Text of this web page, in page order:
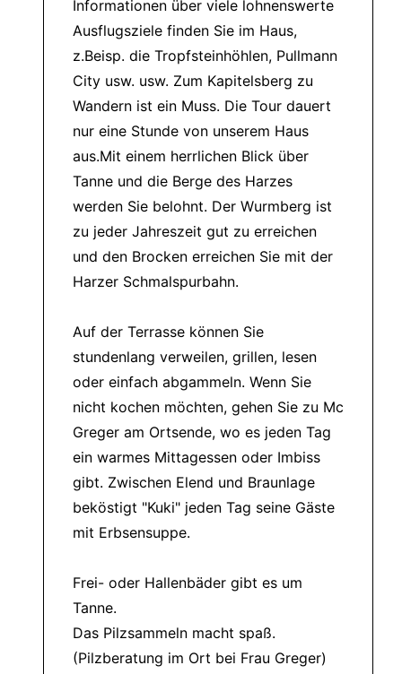
Informationen über viele lohnenswerte
Ausflugsziele finden Sie im Haus,
z.Beisp. die Tropfsteinhöhlen, Pullmann
City usw. usw. Zum Kapitelsberg zu
Wandern ist ein Muss. Die Tour dauert
nur eine Stunde von unserem Haus
aus.Mit einem herrlichen Blick über
Tanne und die Berge des Harzes
werden Sie belohnt. Der Wurmberg ist
zu jeder Jahreszeit gut zu erreichen
und den Brocken erreichen Sie mit der
Harzer Schmalspurbahn.
Auf der Terrasse können Sie
stundenlang verweilen, grillen, lesen
oder einfach abgammeln. Wenn Sie
nicht kochen möchten, gehen Sie zu Mc
Greger am Ortsende, wo es jeden Tag
ein warmes Mittagessen oder Imbiss
gibt. Zwischen Elend und Braunlage
beköstigt "Kuki" jeden Tag seine Gäste
mit Erbsensuppe.
Frei- oder Hallenbäder gibt es um
Tanne.
Das Pilzsammeln macht spaß.
(Pilzberatung im Ort bei Frau Greger)